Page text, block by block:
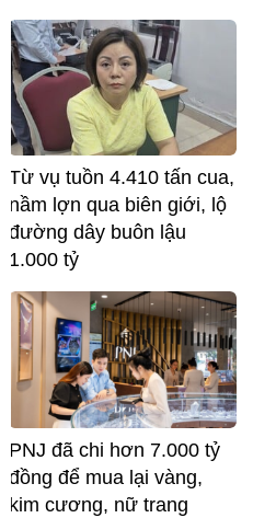
Từ vụ tuồn 4.410 tấn cua,
nầm lợn qua biên giới, lộ
đường dây buôn lậu
1.000 tỷ
PNJ đã chi hơn 7.000 tỷ
đồng để mua lại vàng,
kim cương, nữ trang